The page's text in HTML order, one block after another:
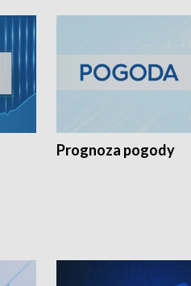
Prognoza pogody